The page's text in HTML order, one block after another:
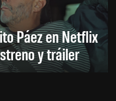
Páez en Netflix
y tráiler